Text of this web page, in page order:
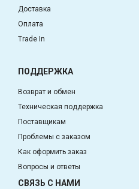
Доставка
Оплата
Trade In
ПОДДЕРЖКА
Возврат и обмен
Техническая поддержка
Поставщикам
Проблемы с заказом
Как оформить заказ
Вопросы и ответы
СВЯЗЬ С НАМИ